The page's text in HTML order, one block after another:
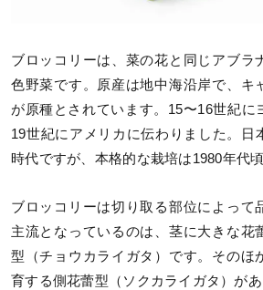
ブロッコリーは、菜の花と同じアブラ
色野菜です。原産は地中海沿岸で、キ
が原種とされています。15〜16世紀に
19世紀にアメリカに伝わりました。日
時代ですが、本格的な栽培は1980年代
ブロッコリーは切り取る部位によって
主流となっているのは、茎に大きな花
型（チョウカライガタ）です。そのほ
育する側花蕾型（ソクカライガタ）があ